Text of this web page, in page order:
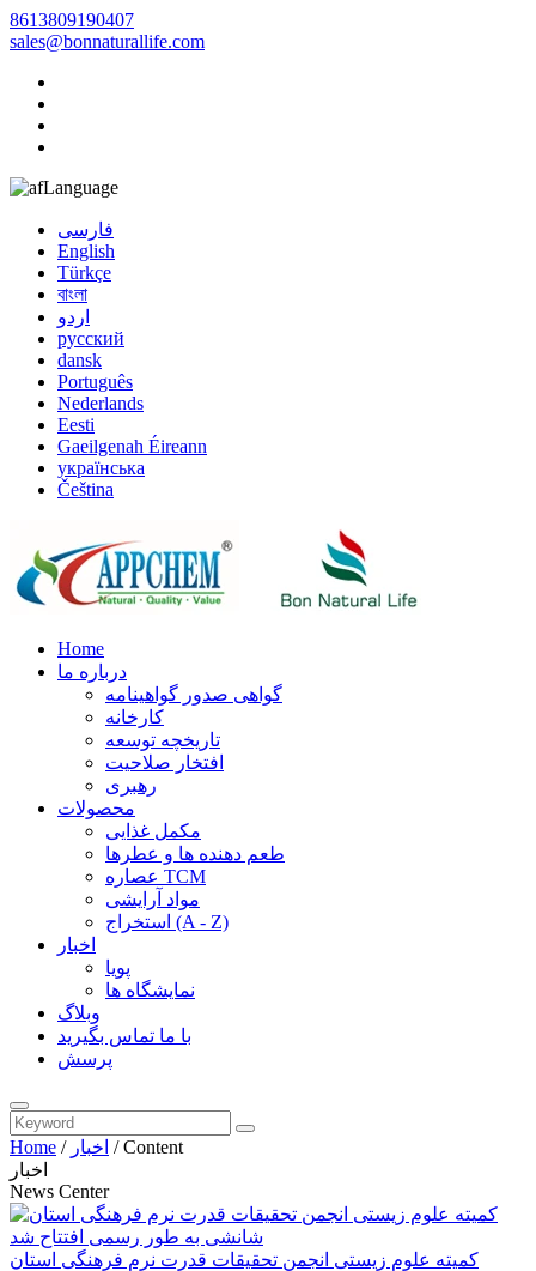
8613809190407
sales@bonnaturallife.com
Language
فارسی
English
Türkçe
বাংলা
اردو
русский
dansk
Português
Nederlands
Eesti
Gaeilgenah Éireann
українська
Čeština
Home
درباره ما
گواهی صدور گواهینامه
کارخانه
تاریخچه توسعه
افتخار صلاحیت
رهبری
محصولات
مکمل غذایی
طعم دهنده ها و عطرها
عصاره TCM
مواد آرایشی
استخراج (A - Z)
اخبار
پویا
نمایشگاه ها
وبلاگ
با ما تماس بگیرید
پرسش
Home / اخبار /Content
اخبار
News Center
کمیته علوم زیستی انجمن تحقیقات قدرت نرم فرهنگی استان